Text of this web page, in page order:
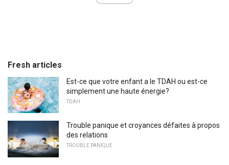
Fresh articles
Est-ce que votre enfant a le TDAH ou est-ce
simplement une haute énergie?
TDAH
Trouble panique et croyances défaites à propos
des relations
TROUBLE PANIQUE